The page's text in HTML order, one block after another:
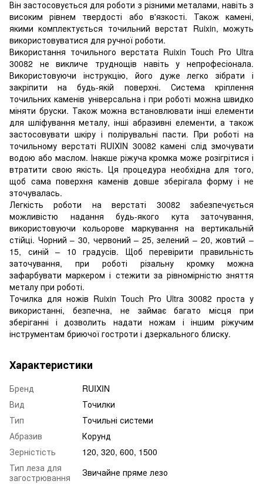
Він застосовується для роботи з різними металами, навіть з
високим рівнем твердості або в'язкості. Також камені,
якими комплектується точильний верстат Ruixin, можуть
використовуватися для ручної роботи.
Використання точильного верстата Ruixin Touch Pro Ultra
30082 не викличе труднощів навіть у непрофесіонала.
Використовуючи інструкцію, його дуже легко зібрати і
закріпити на будь-якій поверхні. Система кріплення
точильних каменів універсальна і при роботі можна швидко
міняти бруски. Також можна встановлювати інші елементи
для шліфування металу, інші абразивні елементи, а також
застосовувати шкіру і полірувальні пасти. При роботі на
точильному верстаті RUIXIN 30082 камені слід змочувати
водою або маслом. Інакше ріжуча кромка може розігрітися і
втратити свою якість. Ця процедура необхідна для того,
щоб сама поверхня каменів довше зберігала форму і не
зточувалась.
Легкість роботи на верстаті 30082 забезпечується
можливістю надання будь-якого кута заточування,
використовуючи кольорове маркування на вертикальній
стійці. Чорний – 30, червоний – 25, зелений – 20, жовтий –
15, синій – 10 градусів. Щоб перевірити правильність
заточування, при роботі різальну кромку можна
зафарбувати маркером і стежити за рівномірністю зняття
металу при роботі.
Точилка для ножів Ruixin Touch Pro Ultra 30082 проста у
використанні, безпечна, не займає багато місця при
зберіганні і дозволить надати ножам і іншим ріжучим
інструментам бриючої гостроти і дзеркального блиску.
Характеристики
Бренд
RUIXIN
Вид
Точилки
Тип
Точильні системи
Абразив
Корунд
Зерністість
120, 320, 600, 1500
Тип леза для
загострювання
Звичайне пряме лезо